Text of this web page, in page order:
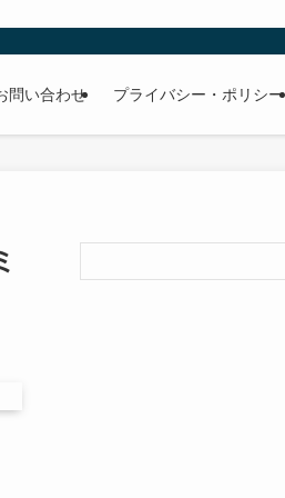
問い合わせ プライバシー・ポリシー